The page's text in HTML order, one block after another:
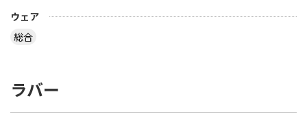
ウェア
総合
ラバー